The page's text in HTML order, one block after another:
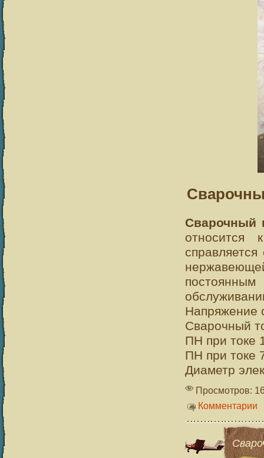
Сварочный
относится
Напряжение
Сварочный
ПН при токе
ПН при токе
Диаметр
Просмотров:
Комментарии